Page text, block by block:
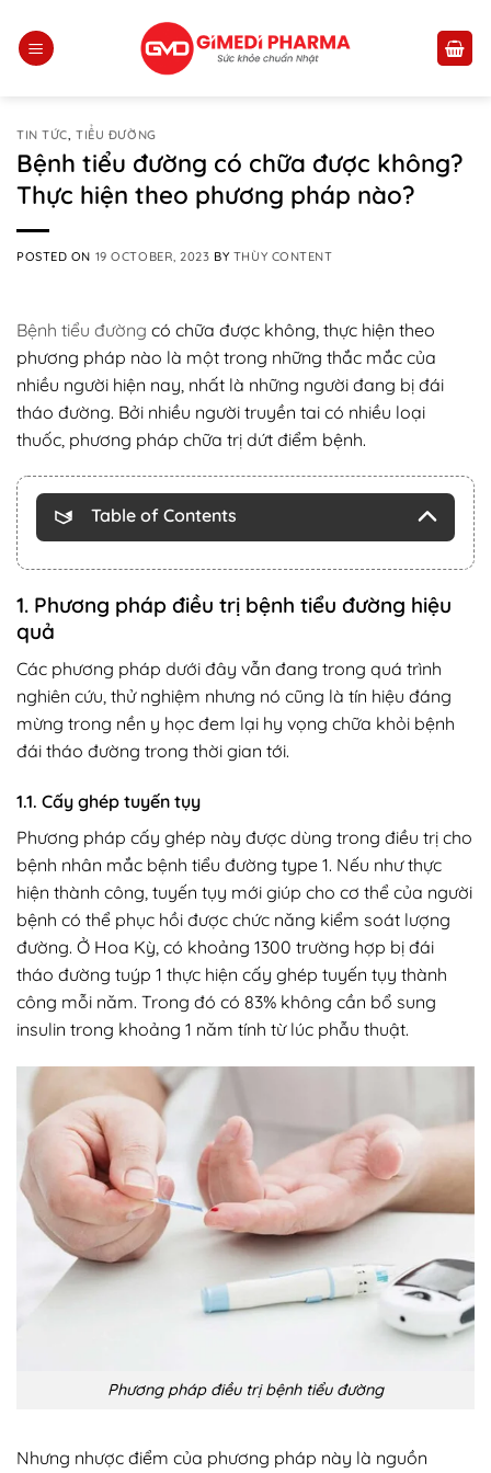
content
TIN TỨC,TIỂU ĐƯỜNG
Bệnh tiểu đường có chữa được không?
Thực hiện theo phương pháp nào?
POSTED ON 19 OCTOBER, 2023 BY THÙY CONTENT
Bệnh tiểu đường có chữa được không, thực hiện theo
phương pháp nào là một trong những thắc mắc của
nhiều người hiện nay, nhất là những người đang bị đái
tháo đường. Bởi nhiều người truyền tai có nhiều loại
thuốc, phương pháp chữa trị dứt điểm bệnh.
Table of Contents
1. Phương pháp điều trị bệnh tiểu đường hiệu
quả
Các phương pháp dưới đây vẫn đang trong quá trình
nghiên cứu, thử nghiệm nhưng nó cũng là tín hiệu đáng
mừng trong nền y học đem lại hy vọng chữa khỏi bệnh
đái tháo đường trong thời gian tới.
1.1. Cấy ghép tuyến tụy
Phương pháp cấy ghép này được dùng trong điều trị cho
bệnh nhân mắc bệnh tiểu đường type 1. Nếu như thực
hiện thành công, tuyến tụy mới giúp cho cơ thể của người
bệnh có thể phục hồi được chức năng kiểm soát lượng
đường. Ở Hoa Kỳ, có khoảng 1300 trường hợp bị đái
tháo đường tuýp 1 thực hiện cấy ghép tuyến tụy thành
công mỗi năm. Trong đó có 83% không cần bổ sung
insulin trong khoảng 1 năm tính từ lúc phẫu thuật.
Phương pháp điều trị bệnh tiểu đường
Nhưng nhược điểm của phương pháp này là nguồn